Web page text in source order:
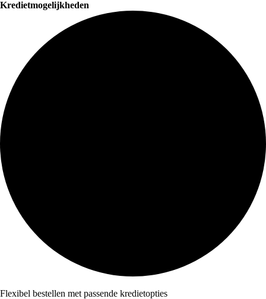
Kredietmogelijkheden
Flexibel bestellen met passende kredietopties